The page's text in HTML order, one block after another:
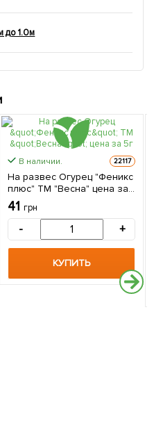
до 1.0м
В наличии. 22117
На развес Огурец "Феникс
плюс" ТМ "Весна" цена за
5г
41 грн
- +
КУПИТЬ